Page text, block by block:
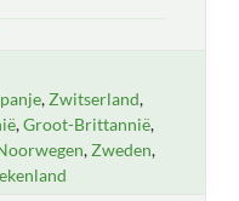
Zwitserland
Groot-Brittannië
Zweden